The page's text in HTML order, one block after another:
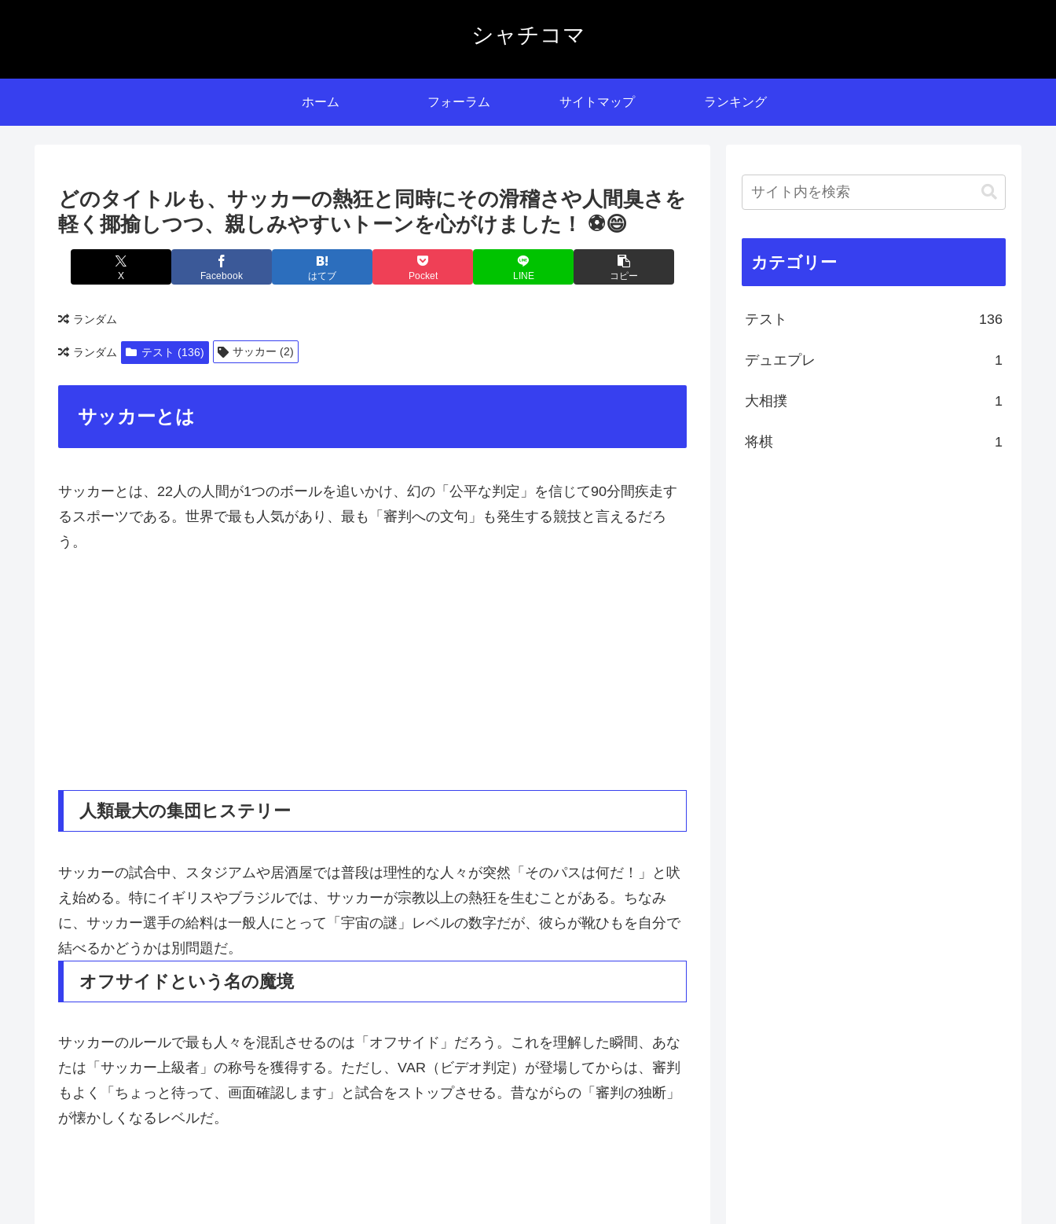
シャチコマ
ホーム フォーラム サイトマップ ランキング
どのタイトルも、サッカーの熱狂と同時にその滑稽さや人間臭さを
軽く揶揄しつつ、親しみやすいトーンを心がけました！ ⚽😄
X Facebook はてブ Pocket LINE コピー
ランダム
ランダム テスト (136) サッカー (2)
サッカーとは
サッカーとは、22人の人間が1つのボールを追いかけ、幻の「公平な判定」を信じて90分間疾走す
るスポーツである。世界で最も人気があり、最も「審判への文句」も発生する競技と言えるだろ
う。
人類最大の集団ヒステリー
サッカーの試合中、スタジアムや居酒屋では普段は理性的な人々が突然「そのパスは何だ！」と吠
え始める。特にイギリスやブラジルでは、サッカーが宗教以上の熱狂を生むことがある。ちなみ
に、サッカー選手の給料は一般人にとって「宇宙の謎」レベルの数字だが、彼らが靴ひもを自分で
結べるかどうかは別問題だ。
オフサイドという名の魔境
サッカーのルールで最も人々を混乱させるのは「オフサイド」だろう。これを理解した瞬間、あな
たは「サッカー上級者」の称号を獲得する。ただし、VAR（ビデオ判定）が登場してからは、審判
もよく「ちょっと待って、画面確認します」と試合をストップさせる。昔ながらの「審判の独断」
が懐かしくなるレベルだ。
カテゴリー
テスト 136
デュエプレ 1
大相撲 1
将棋 1